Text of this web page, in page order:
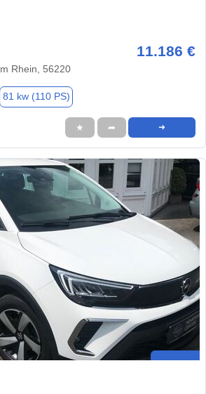
11.186 €
Rhein, 56220
81 kw (110 PS)
★ ➦ ➜